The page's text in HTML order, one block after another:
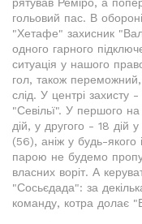
гольовий пас. В
"Хетафе" захисник
одного гарного
ситуація у нашого
гол, також
слід. У центрі захисту
"Севільї". У першого
дій, у другого - 18 дій
(56), аніж у будь-якого
парою не будемо
власних воріт. А
"Сосьєдада": за
команду, котра долає